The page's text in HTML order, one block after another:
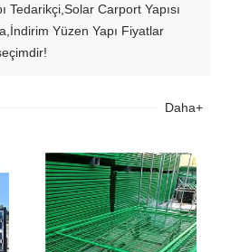
Tedarikçi,Solar Carport Yapısı
Yüzen Yapı Fiyatlar
Daha+